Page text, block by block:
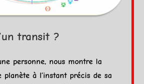
transit ?
personne, nous montre la
planète à l’instant précis de sa